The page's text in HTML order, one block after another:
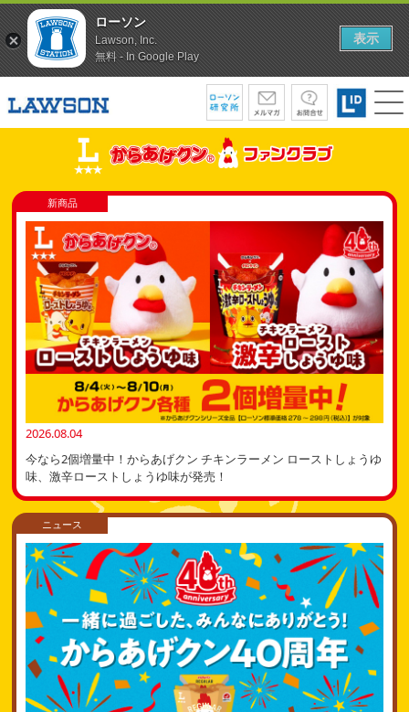
新商品
2026.08.04
今なら2個増量中！からあげクン チキンラーメン ローストしょうゆ
味、激辛ローストしょうゆ味が発売！
ニュース
ローソン
Lawson, Inc.
無料 - In Google Play
表示